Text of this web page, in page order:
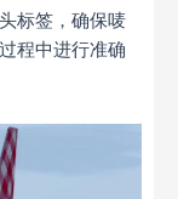
标签，确保唛
程中进行准确